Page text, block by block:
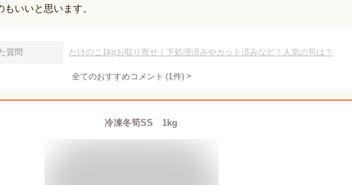
いいと思います。
質問 たけのこ1kgお取り寄せ｜下処理済みやカット済みなど！人気の筍は？
全てのおすすめコメント (1件) >
冷凍冬筍SS 1kg